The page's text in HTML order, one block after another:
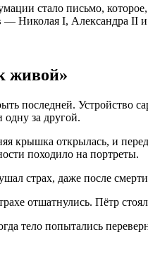
стало письмо,
Николая I, Александра II
живой»
последней. Устройство
одну за другой.
крышка открылась, и
походило на портреты.
страх, даже после
отшатнулись. Пётр
тело попытались